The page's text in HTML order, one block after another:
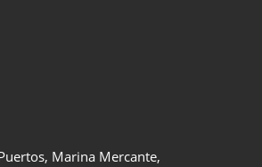
Marina Mercante,